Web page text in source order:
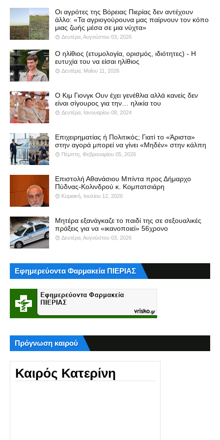
Οι αγρότες της Βόρειας Πιερίας δεν αντέχουν
άλλο: «Τα αγριογούρουνα μας παίρνουν τον κόπο
μιας ζωής μέσα σε μια νύχτα»
Δευτέρα, Αυγούστου 03, 2026
Ο ηλίθιος (ετυμολογία, ορισμός, ιδιότητες) - Η
ευτυχία του να είσαι ηλίθιος
Δευτέρα, Μαΐου 11, 2026
Ο Κιμ Γιονγκ Ουν έχει γενέθλια αλλά κανείς δεν
είναι σίγουρος για την… ηλικία του
Δευτέρα, Ιανουαρίου 08, 2024
Επιχειρηματίας ή Πολιτικός; Γιατί το «Άριστα»
στην αγορά μπορεί να γίνει «Μηδέν» στην κάλπη
Πέμπτη, Φεβρουαρίου 05, 2026
Επιστολή Αθανάσιου Μπίντα προς Δήμαρχο
Πύδνας-Κολινδρού κ. Κομπατσιάρη
Κυριακή, Ιουλίου 12, 2026
Μητέρα εξανάγκαζε το παιδί της σε σεξουαλικές
πράξεις για να «ικανοποιεί» 56χρονο
Δευτέρα, Αυγούστου 03, 2026
Εφημερεύοντα Φαρμακεία ΠΙΕΡΙΑΣ
Πρόγνωση καιρού
Καιρός Κατερίνη